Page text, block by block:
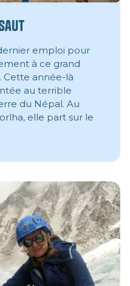
emploi pour
à ce grand
Cette année-là
au terrible
du Népal. Au
elle part sur le